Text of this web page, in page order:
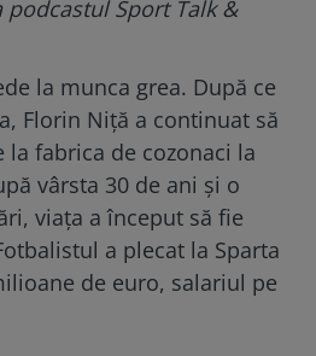
Sport Talk &
la munca grea. După ce
Florin Niță a continuat să
la fabrica de cozonaci la
vârsta 30 de ani și o
viața a început să fie
a plecat la Sparta
de euro, salariul pe